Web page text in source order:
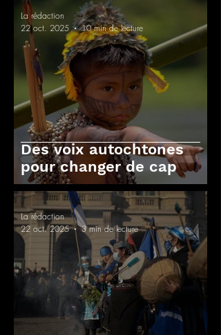
Des voix autochtones
pour changer de cap
La rédaction
22 oct. 2025
10 min de lecture
La rédaction
22 oct. 2025
3 min de lecture